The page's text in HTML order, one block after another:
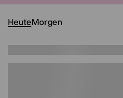
HeuteMorgen